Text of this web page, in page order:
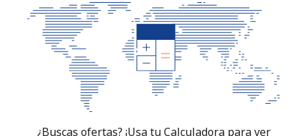
¿Buscas ofertas? ¡Usa tu Calculadora para ver